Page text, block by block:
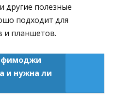
другие полезные
подходит для
и планшетов.
и нужна ли